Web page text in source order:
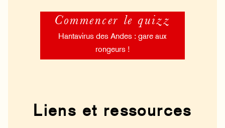
Commencer le quizz
Hantavirus des Andes : gare aux
rongeurs !
Liens et ressources